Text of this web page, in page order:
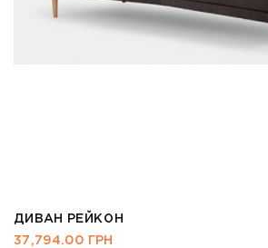
ДИВАН РЕЙКОН
37,794.00 ГРН